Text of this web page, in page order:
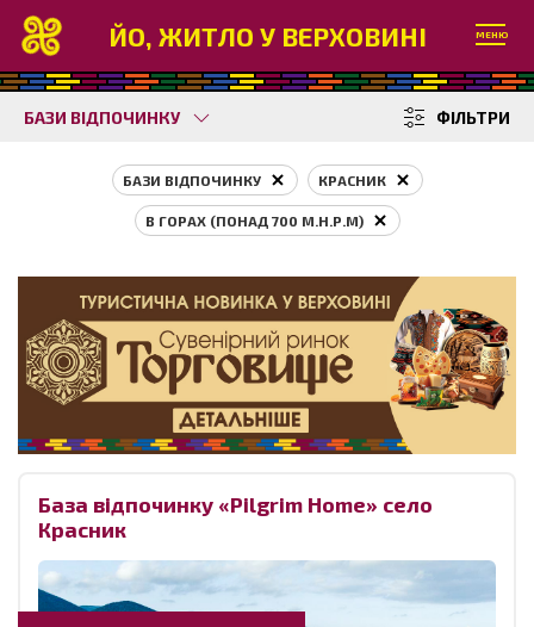
ЙО, ЖИТЛО У ВЕРХОВИНІ МЕНЮ
БАЗИ ВІДПОЧИНКУ ФІЛЬТРИ
БАЗИ ВІДПОЧИНКУ КРАСНИК
В ГОРАХ (ПОНАД 700 М.Н.Р.М)
База відпочинку «Pilgrim Home» село
Красник